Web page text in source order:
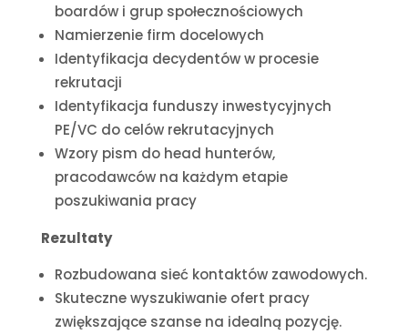
boardów i grup społecznościowych
Namierzenie firm docelowych
Identyfikacja decydentów w procesie
rekrutacji
Identyfikacja funduszy inwestycyjnych
PE/VC do celów rekrutacyjnych
Wzory pism do head hunterów,
pracodawców na każdym etapie
poszukiwania pracy
Rezultaty
Rozbudowana sieć kontaktów zawodowych.
Skuteczne wyszukiwanie ofert pracy
zwiększające szanse na idealną pozycję.